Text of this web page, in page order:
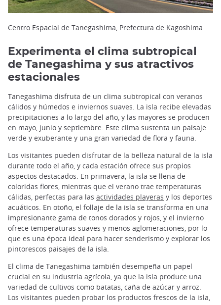
Centro Espacial de Tanegashima, Prefectura de Kagoshima
Experimenta el clima subtropical
de Tanegashima y sus atractivos
estacionales
Tanegashima disfruta de un clima subtropical con veranos
cálidos y húmedos e inviernos suaves. La isla recibe elevadas
precipitaciones a lo largo del año, y las mayores se producen
en mayo, junio y septiembre. Este clima sustenta un paisaje
verde y exuberante y una gran variedad de flora y fauna.
Los visitantes pueden disfrutar de la belleza natural de la isla
durante todo el año, y cada estación ofrece sus propios
aspectos destacados. En primavera, la isla se llena de
coloridas flores, mientras que el verano trae temperaturas
cálidas, perfectas para las actividades playeras y los deportes
acuáticos. En otoño, el follaje de la isla se transforma en una
impresionante gama de tonos dorados y rojos, y el invierno
ofrece temperaturas suaves y menos aglomeraciones, por lo
que es una época ideal para hacer senderismo y explorar los
pintorescos paisajes de la isla.
El clima de Tanegashima también desempeña un papel
crucial en su industria agrícola, ya que la isla produce una
variedad de cultivos como batatas, caña de azúcar y arroz.
Los visitantes pueden probar los productos frescos de la isla,